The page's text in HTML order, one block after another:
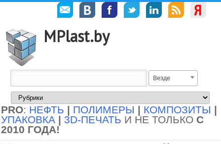
MPlast.by
Везде
PRO: НЕФТЬ | ПОЛИМЕРЫ | КОМПОЗИТЫ |
УПАКОВКА | 3D-ПЕЧАТЬ И НЕ ТОЛЬКО С
2010 ГОДА!